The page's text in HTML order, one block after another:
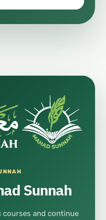
Sunnah
and continue